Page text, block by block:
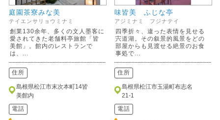
庭園茶寮みな美
テイエンサリョウミナミ
創業130余年、多くの文人墨客に
愛されてきた老舗料亭旅館「皆
美館」。館内のレストランで
は、...
住所
島根県松江市末次本町14皆
美館内
電話
味皆美 ふじな亭
アジミナミ フジナテイ
四季折々、違った表情を見せる
宍道湖。その叙景的風景をどの
部屋からも見渡せる絶景のお食
事処で...
住所
島根県松江市玉湯町布志名
21-1
電話